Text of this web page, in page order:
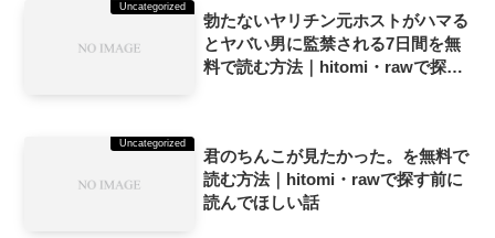
Uncategorized
勃たないヤリチン元ホストがハマる
とヤバい男に監禁される7日間を無
料で読む方法｜hitomi・rawで探す
Uncategorized
君のちんこが見たかった。を無料で
読む方法｜hitomi・rawで探す前に
読んでほしい話